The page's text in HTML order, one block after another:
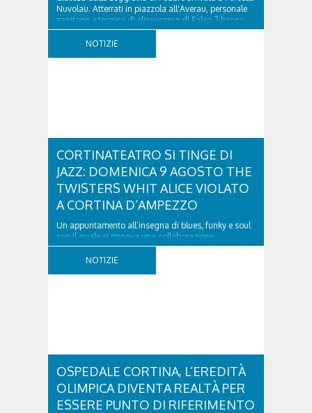
Nuvolau. Atterrati in piazzola all'Averau, personale
sanitario e tecnico di elisoccorso di Falco 2 hanno
raggiunto il 74enne di Teolo...
NOTIZIE
CORTINATEATRO SI TINGE DI
JAZZ: DOMENICA 9 AGOSTO THE
TWISTERS WHIT ALICE VIOLATO
A CORTINA D’AMPEZZO
Un appuntamento all’insegna di blues, funky e soul
con il quale si rinnova una collaborazione
collaudata, quella con il Dolomiti Blues&Soul
Festival. Domenica 9 agosto alle 18.00 in piazza
NOTIZIE
OSPEDALE CORTINA, L’EREDITÀ
OLIMPICA DIVENTA REALTÀ PER
ESSERE PUNTO DI RIFERIMENTO